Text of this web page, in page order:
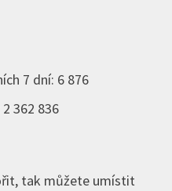
7 dní: 6 876
2 362 836
tak můžete umístit